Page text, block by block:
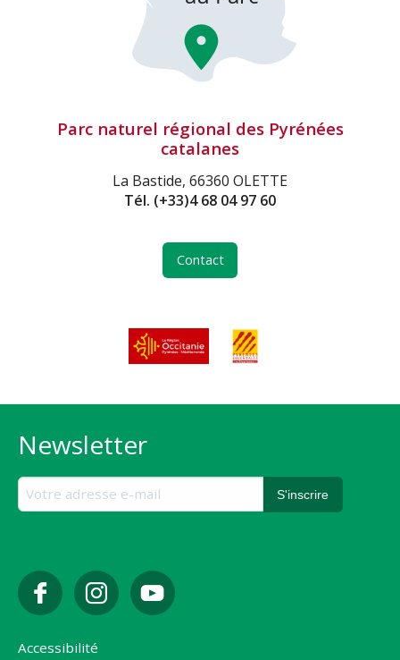
Parc naturel régional des Pyrénées
catalanes
La Bastide, 66360 OLETTE
Tél. (+33)4 68 04 97 60
Contact
Newsletter
Accessibilité